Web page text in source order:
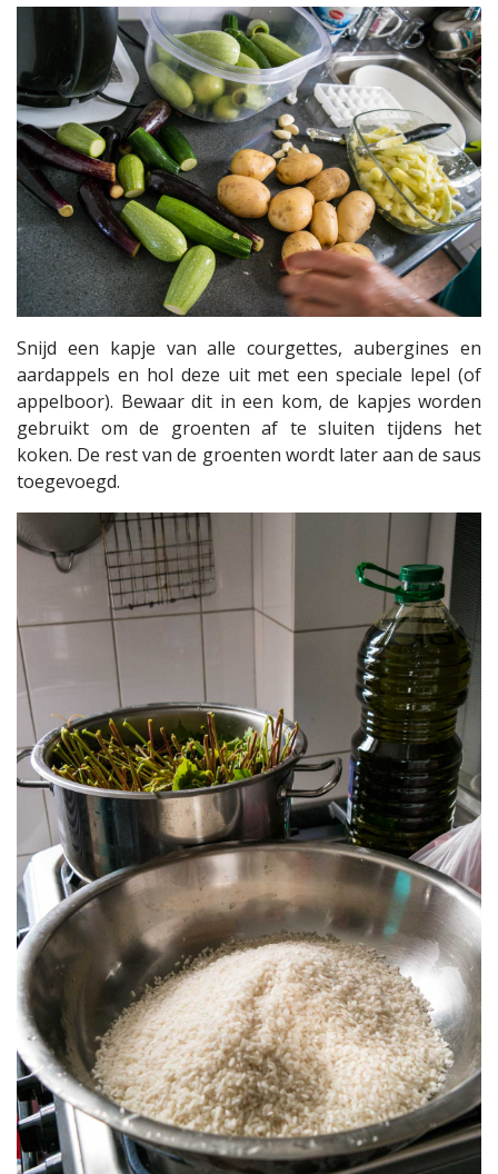
Snijd een kapje van alle courgettes, aubergines en
aardappels en hol deze uit met een speciale lepel (of
appelboor). Bewaar dit in een kom, de kapjes worden
gebruikt om de groenten af te sluiten tijdens het
koken. De rest van de groenten wordt later aan de saus
toegevoegd.